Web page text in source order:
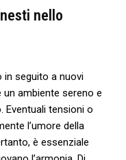
nello
in seguito‍ a nuovi
ambiente sereno e
⁢Eventuali⁢ tensioni o
l’umore della
è ‌essenziale